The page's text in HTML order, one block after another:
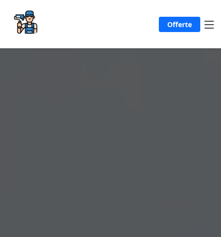
Offerte